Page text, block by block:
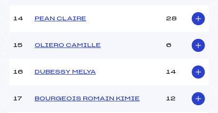
Température départ :
Catégorie :
U8+U10
14 PEAN CLAIRE 28
15 OLIERO CAMILLE 6
16 DUBESSY MELYA 14
17 BOURGEOIS ROMAIN KIMIE 12